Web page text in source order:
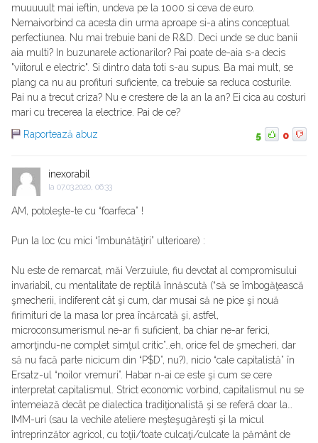
muuuuult mai ieftin, undeva pe la 1000 si ceva de euro.
Nemaivorbind ca acesta din urma aproape si-a atins conceptual
perfectiunea. Nu mai trebuie bani de R&D. Deci unde se duc banii
aia multi? In buzunarele actionarilor? Pai poate de-aia s-a decis
"viitorul e electric". Si dintr.o data toti s-au supus. Ba mai mult, se
plang ca nu au profituri suficiente, ca trebuie sa reduca costurile.
Pai nu a trecut criza? Nu e crestere de la an la an? Ei cica au costuri
mari cu trecerea la electrice. Pai de ce?
Raportează abuz
5 0
inexorabil
la 07.03.2020, 06:33
AM, potoleşte-te cu “foarfeca” !
Pun la loc (cu mici “îmbunătăţiri” ulterioare) :
Nu este de remarcat, măi Verzuiule, fiu devotat al compromisului
invariabil, cu mentalitate de reptilă înnăscută (“să se îmbogăţească
şmecherii, indiferent cât şi cum, dar musai să ne pice şi nouă
firimituri de la masa lor prea încărcată şi, astfel,
microconsumerismul ne-ar fi suficient, ba chiar ne-ar ferici,
amorţindu-ne complet simţul critic”…eh, orice fel de şmecheri, dar
să nu facă parte nicicum din “P$D”, nu?), nicio “cale capitalistă” în
Ersatz-ul “noilor vremuri”. Habar n-ai ce este şi cum se cere
interpretat capitalismul. Strict economic vorbind, capitalismul nu se
întemeiază decât pe dialectica tradiţionalistă şi se referă doar la…
IMM-uri (sau la vechile ateliere meşteşugăreşti şi la micul
întreprinzător agricol, cu toţii/toate culcaţi/culcate la pământ de